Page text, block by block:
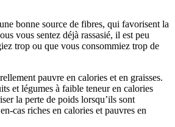
bonne source de fibres, qui favorisent la
vous sentez déjà rassasié, il est peu
trop ou que vous consommiez trop de
pauvre en calories et en graisses.
et légumes à faible teneur en calories
la perte de poids lorsqu’ils sont
cas riches en calories et pauvres en